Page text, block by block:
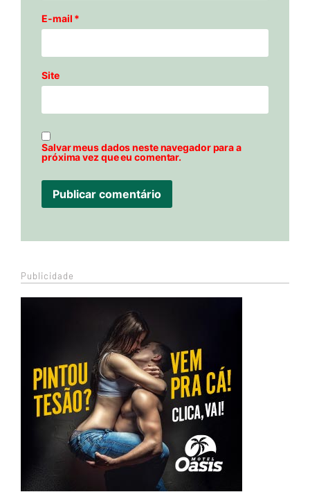
E-mail *
Site
Salvar meus dados neste navegador para a
próxima vez que eu comentar.
Publicidade